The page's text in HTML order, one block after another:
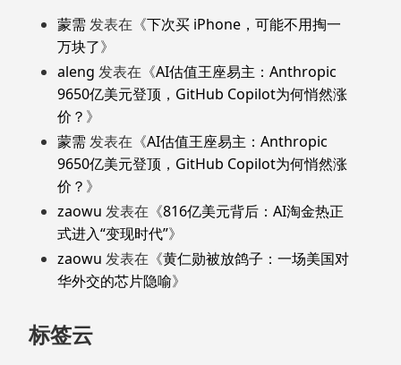
蒙需 发表在《下次买 iPhone，可能不用掏一
万块了》
aleng 发表在《AI估值王座易主：Anthropic
9650亿美元登顶，GitHub Copilot为何悄然涨
价？ 》
蒙需 发表在《AI估值王座易主：Anthropic
9650亿美元登顶，GitHub Copilot为何悄然涨
价？ 》
zaowu 发表在《816亿美元背后：AI淘金热正
式进入“变现时代”》
zaowu 发表在《黄仁勋被放鸽子：一场美国对
华外交的芯片隐喻》
标签云